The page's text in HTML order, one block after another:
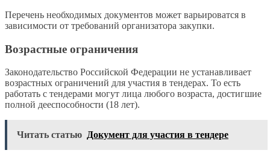
Перечень необходимых документов может варьироватся в
зависимости от требований организатора закупки.
Возрастные ограничения
Законодательство Российской Федерации не устанавливает
возрастных ограничений для участия в тендерах. То есть
работать с тендерами могут лица любого возраста, достигшие
полной дееспособности (18 лет).
Читать статью Документ для участия в тендере